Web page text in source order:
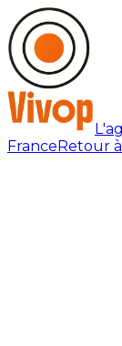
FranceRetour